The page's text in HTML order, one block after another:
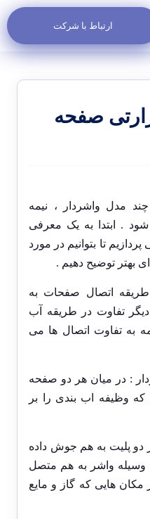
ارتباط با شرکت
صفحه
مدل واشردار ، نیمه
. ابتدا به یک معرفی
تا بتوانیم در مورد
بهتر توضیح دهیم .
اتصال صفحات به
تفاوت در طریقه آب
به تفاوت اتصال ها می
: در میان هر دو صفحه
که وظیفه اب بندی را بر
دو پلیت به هم جوش داده
واشر به هم متصل
هایی که گاز و مایع